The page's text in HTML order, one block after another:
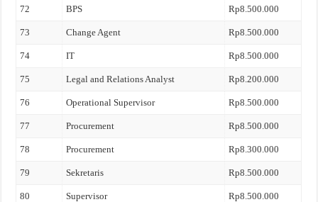
72 BPS Rp8.500.000
73 Change Agent Rp8.500.000
74 IT Rp8.500.000
75 Legal and Relations Analyst Rp8.200.000
76 Operational Supervisor Rp8.500.000
77 Procurement Rp8.500.000
78 Procurement Rp8.300.000
79 Sekretaris Rp8.500.000
80 Supervisor Rp8.500.000